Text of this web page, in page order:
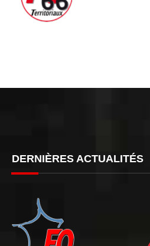
DERNIÈRES ACTUALITÉS